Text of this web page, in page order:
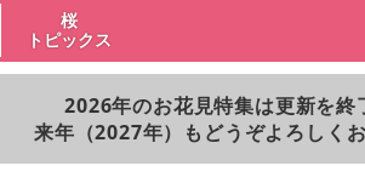
桜
トピックス
2026年のお花見特集は更新を終
来年（2027年）もどうぞよろしくお